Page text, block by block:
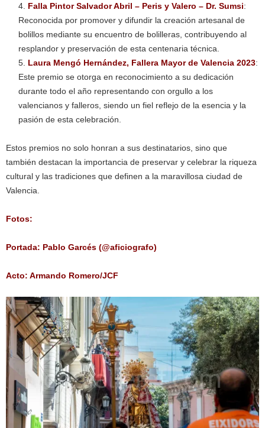
Falla Pintor Salvador Abril – Peris y Valero – Dr. Sumsi:
Reconocida por promover y difundir la creación artesanal de
bolillos mediante su encuentro de bolilleras, contribuyendo al
resplandor y preservación de esta centenaria técnica.
Laura Mengó Hernández, Fallera Mayor de Valencia 2023:
Este premio se otorga en reconocimiento a su dedicación
durante todo el año representando con orgullo a los
valencianos y falleros, siendo un fiel reflejo de la esencia y la
pasión de esta celebración.
Estos premios no solo honran a sus destinatarios, sino que
también destacan la importancia de preservar y celebrar la riqueza
cultural y las tradiciones que definen a la maravillosa ciudad de
Valencia.
Fotos:
Portada: Pablo Garcés (@aficiografo)
Acto: Armando Romero/JCF